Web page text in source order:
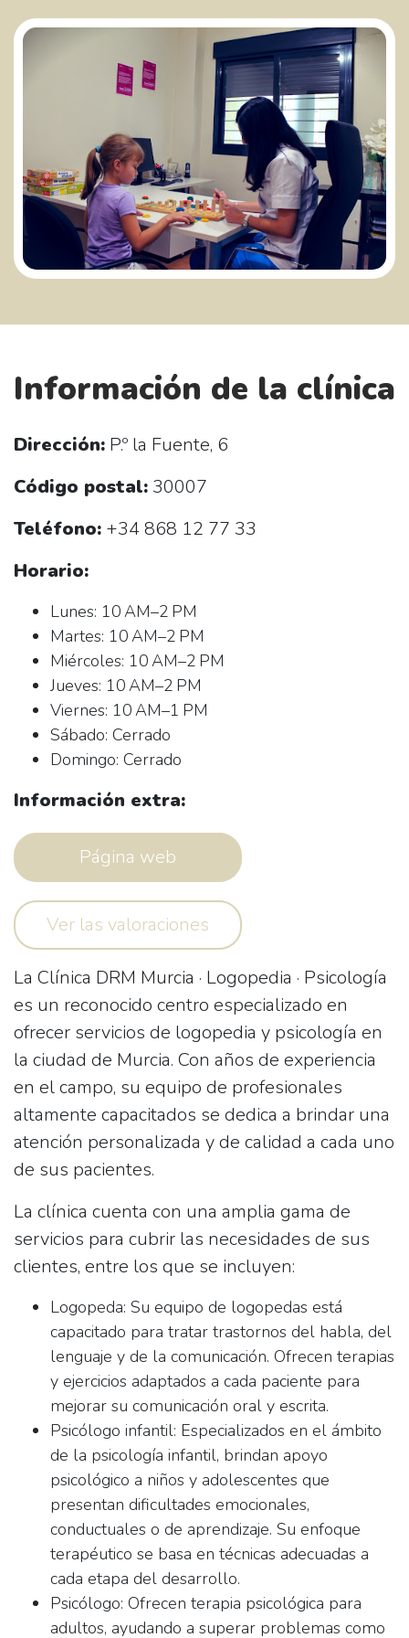
Información de la clínica
Dirección: P.º la Fuente, 6
Código postal: 30007
Teléfono: +34 868 12 77 33
Horario:
Lunes: 10 AM–2 PM
Martes: 10 AM–2 PM
Miércoles: 10 AM–2 PM
Jueves: 10 AM–2 PM
Viernes: 10 AM–1 PM
Sábado: Cerrado
Domingo: Cerrado
Información extra:
Página web
Ver las valoraciones
La Clínica DRM Murcia · Logopedia · Psicología
es un reconocido centro especializado en
ofrecer servicios de logopedia y psicología en
la ciudad de Murcia. Con años de experiencia
en el campo, su equipo de profesionales
altamente capacitados se dedica a brindar una
atención personalizada y de calidad a cada uno
de sus pacientes.
La clínica cuenta con una amplia gama de
servicios para cubrir las necesidades de sus
clientes, entre los que se incluyen:
Logopeda: Su equipo de logopedas está
capacitado para tratar trastornos del habla, del
lenguaje y de la comunicación. Ofrecen terapias
y ejercicios adaptados a cada paciente para
mejorar su comunicación oral y escrita.
Psicólogo infantil: Especializados en el ámbito
de la psicología infantil, brindan apoyo
psicológico a niños y adolescentes que
presentan dificultades emocionales,
conductuales o de aprendizaje. Su enfoque
terapéutico se basa en técnicas adecuadas a
cada etapa del desarrollo.
Psicólogo: Ofrecen terapia psicológica para
adultos, ayudando a superar problemas como